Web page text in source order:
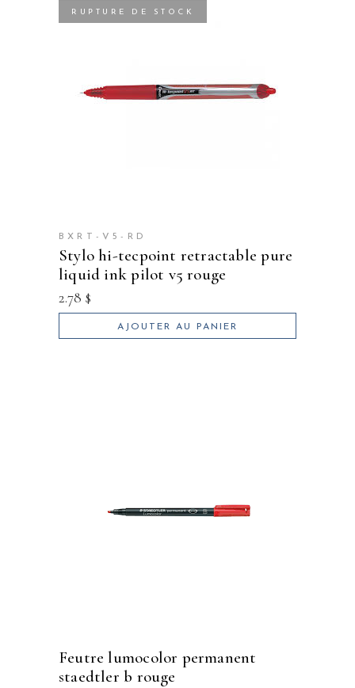
RUPTURE DE STOCK
BXRT-V5-RD
stylo hi-tecpoint retractable pure
liquid ink pilot v5 rouge
2.78 $
AJOUTER AU PANIER
feutre lumocolor permanent
staedtler b rouge